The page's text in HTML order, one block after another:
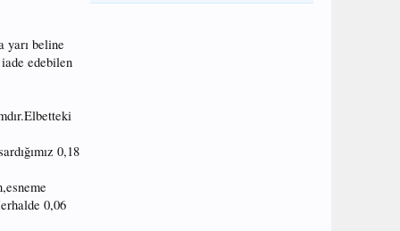
yarı beline
edebilen
0,18
0,06